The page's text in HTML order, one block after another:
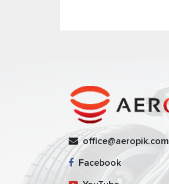
office@aeropik.com
Facebook